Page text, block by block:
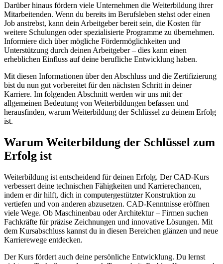
Darüber hinaus fördern viele Unternehmen die Weiterbildung ihrer
Mitarbeitenden. Wenn du bereits im Berufsleben stehst oder einen
Job anstrebst, kann dein Arbeitgeber bereit sein, die Kosten für
weitere Schulungen oder spezialisierte Programme zu übernehmen.
Informiere dich über mögliche Fördermöglichkeiten und
Unterstützung durch deinen Arbeitgeber – dies kann einen
erheblichen Einfluss auf deine berufliche Entwicklung haben.
Mit diesen Informationen über den Abschluss und die Zertifizierung
bist du nun gut vorbereitet für den nächsten Schritt in deiner
Karriere. Im folgenden Abschnitt werden wir uns mit der
allgemeinen Bedeutung von Weiterbildungen befassen und
herausfinden, warum Weiterbildung der Schlüssel zu deinem Erfolg
ist.
Warum Weiterbildung der Schlüssel zum
Erfolg ist
Weiterbildung ist entscheidend für deinen Erfolg. Der CAD-Kurs
verbessert deine technischen Fähigkeiten und Karrierechancen,
indem er dir hilft, dich in computergestützter Konstruktion zu
vertiefen und von anderen abzusetzen. CAD-Kenntnisse eröffnen
viele Wege. Ob Maschinenbau oder Architektur – Firmen suchen
Fachkräfte für präzise Zeichnungen und innovative Lösungen. Mit
dem Kursabschluss kannst du in diesen Bereichen glänzen und neue
Karrierewege entdecken.
Der Kurs fördert auch deine persönliche Entwicklung. Du lernst